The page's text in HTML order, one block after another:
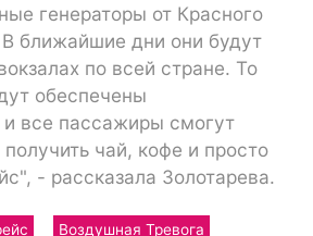
генераторы от Красного
ближайшие дни они будут
по всей стране. То
обеспечены
и все пассажиры смогут
получить чай, кофе и просто
- рассказала Золотарева.
Воздушная Тревога